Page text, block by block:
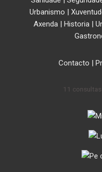
Urbanismo |
Axenda| Historia|
Contacto |
11